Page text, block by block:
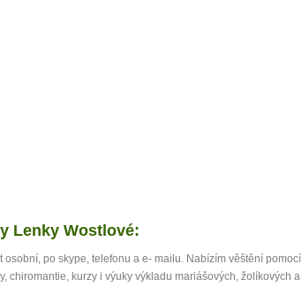
Lenky Wostlové:
osobní, po skype, telefonu a e- mailu. Nabízím věštění pomocí
chiromantie, kurzy i výuky výkladu mariášových, žolíkových a